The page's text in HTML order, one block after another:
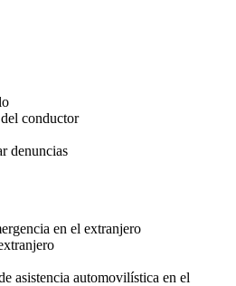
conductor
denuncias
en el extranjero
asistencia automovilística en el